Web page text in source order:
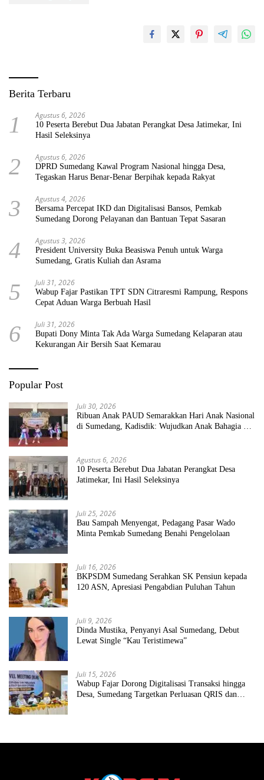
Berita Terbaru
1 Agustus 6, 2026
10 Peserta Berebut Dua Jabatan Perangkat Desa Jatimekar, Ini
Hasil Seleksinya
2 Agustus 6, 2026
DPRD Sumedang Kawal Program Nasional hingga Desa,
Tegaskan Harus Benar-Benar Berpihak kepada Rakyat
3 Agustus 4, 2026
Bersama Percepat IKD dan Digitalisasi Bansos, Pemkab
Sumedang Dorong Pelayanan dan Bantuan Tepat Sasaran
4 Agustus 3, 2026
President University Buka Beasiswa Penuh untuk Warga
Sumedang, Gratis Kuliah dan Asrama
5 Juli 31, 2026
Wabup Fajar Pastikan TPT SDN Citraresmi Rampung, Respons
Cepat Aduan Warga Berbuah Hasil
6 Juli 31, 2026
Bupati Dony Minta Tak Ada Warga Sumedang Kelaparan atau
Kekurangan Air Bersih Saat Kemarau
Popular Post
Juli 30, 2026
Ribuan Anak PAUD Semarakkan Hari Anak Nasional
di Sumedang, Kadisdik: Wujudkan Anak Bahagia dan
Agustus 6, 2026
10 Peserta Berebut Dua Jabatan Perangkat Desa
Jatimekar, Ini Hasil Seleksinya
Juli 25, 2026
Bau Sampah Menyengat, Pedagang Pasar Wado
Minta Pemkab Sumedang Benahi Pengelolaan
Juli 16, 2026
BKPSDM Sumedang Serahkan SK Pensiun kepada
120 ASN, Apresiasi Pengabdian Puluhan Tahun
Juli 9, 2026
Dinda Mustika, Penyanyi Asal Sumedang, Debut
Lewat Single “Kau Teristimewa”
Juli 15, 2026
Wabup Fajar Dorong Digitalisasi Transaksi hingga
Desa, Sumedang Targetkan Perluasan QRIS dan